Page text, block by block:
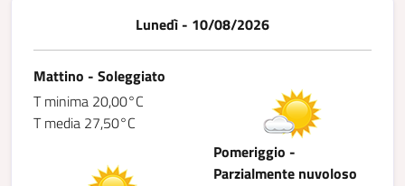
Lunedì - 10/08/2026
Mattino - Soleggiato
T minima 20,00°C
T media 27,50°C
Pomeriggio -
Parzialmente nuvoloso